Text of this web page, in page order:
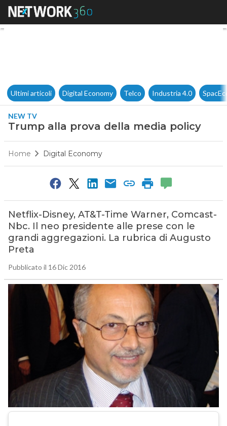
Trump alla prova della
Ultimi articoli Digital Economy Telco Industria 4.0
NEW TV
Trump alla prova della media policy
Home Digital Economy
Netflix-Disney, AT&T-Time Warner, Comcast-
Nbc. Il neo presidente alle prese con le
grandi aggregazioni. La rubrica di Augusto
Preta
Pubblicato il 16 Dic 2016